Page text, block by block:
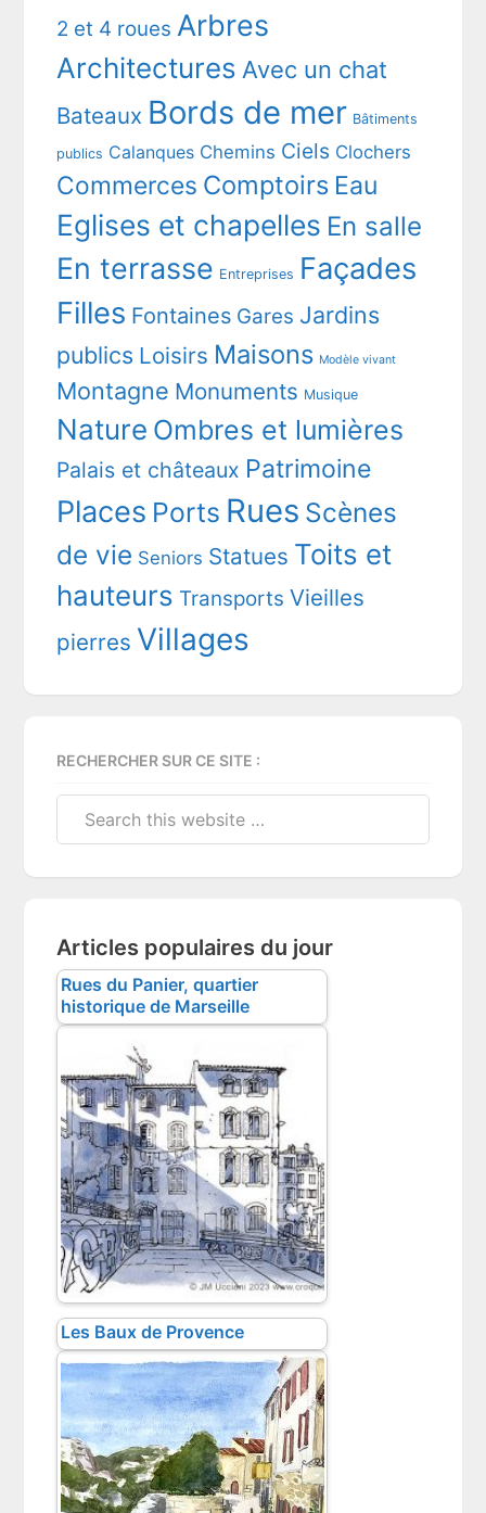
2 et 4 roues Arbres
Architectures Avec un chat
Bateaux Bords de mer Bâtiments
publics Calanques Chemins Ciels Clochers
Commerces Comptoirs Eau
Eglises et chapelles En salle
En terrasse Entreprises Façades
Filles Fontaines Gares Jardins
publics Loisirs Maisons Modèle vivant
Montagne Monuments Musique
Nature Ombres et lumières
Palais et châteaux Patrimoine
Places Ports Rues Scènes
de vie Seniors Statues Toits et
hauteurs Transports Vieilles
pierres Villages
RECHERCHER SUR CE SITE :
Articles populaires du jour
Rues du Panier, quartier
historique de Marseille
Les Baux de Provence